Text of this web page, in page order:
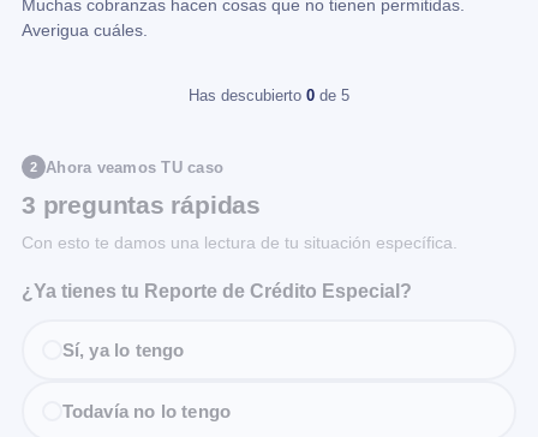
Muchas cobranzas hacen cosas que no tienen permitidas.
Averigua cuáles.
Has descubierto 0 de 5
2 Ahora veamos TU caso
3 preguntas rápidas
Con esto te damos una lectura de tu situación específica.
¿Ya tienes tu Reporte de Crédito Especial?
Sí, ya lo tengo
Todavía no lo tengo